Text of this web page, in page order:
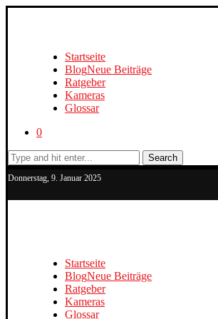
Startseite
BlogNeue Beiträge
Ratgeber
Kameras
Glossar
0
Search
Donnerstag, 9. Januar 2025
Startseite
BlogNeue Beiträge
Ratgeber
Kameras
Glossar